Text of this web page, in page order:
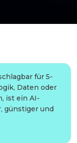
für 5-
Daten oder
ist ein AI-
günstiger und